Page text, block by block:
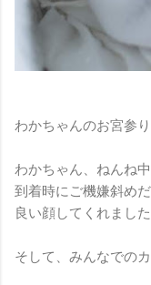
わかちゃんのお宮参り
わかちゃん、ねんね
到着時にご機嫌斜め
良い顔してくれました
そして、みんなでの